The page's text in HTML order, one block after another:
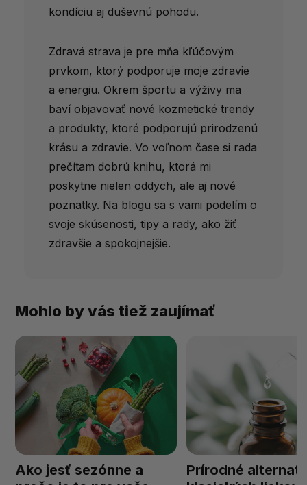
kondíciu aj duševnú pohodu.
Zdravá strava je pre mňa kľúčovým
prvkom, ktorý podporuje moje zdravie
a energiu. Okrem športu a výživy ma
baví objavovať nové kozmetické trendy
a produkty, ktoré podporujú prirodzenú
krásu a zdravie. Vo voľnom čase si rada
prečítam dobrú knihu, ktorá mi
poskytne nielen oddych, ale aj nové
poznatky. Na blogu sa s vami podelím o
svoje skúsenosti, tipy a rady, ako žiť
zdravšie a spokojnejšie.
Mohlo by vás tiež zaujímať
Ako jesť sezónne a
Prírodné